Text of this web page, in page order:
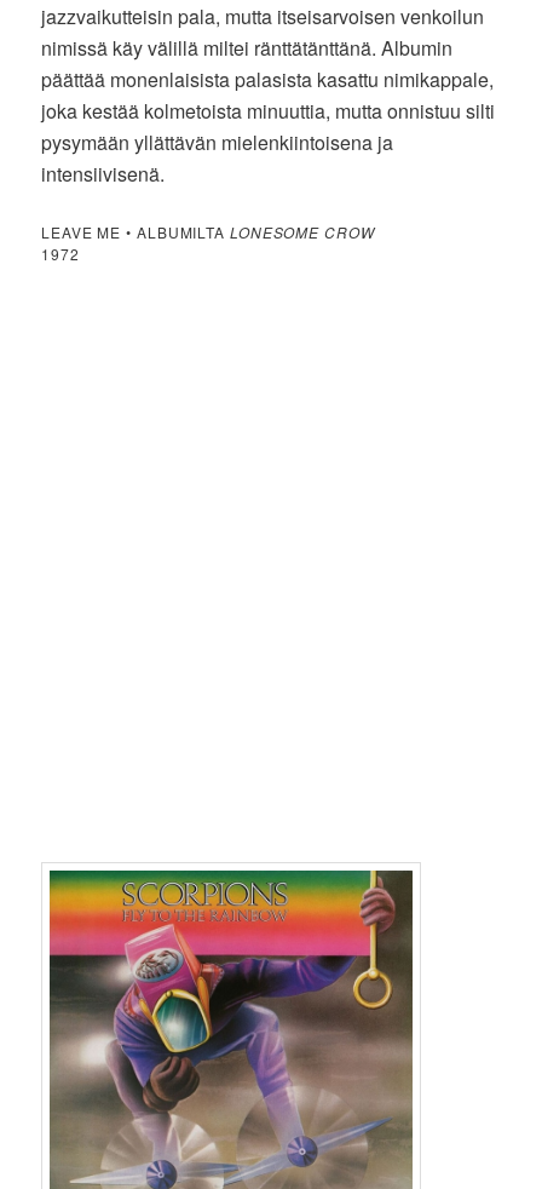
jazzvaikutteisin pala, mutta itseisarvoisen venkoilun
nimissä käy välillä miltei ränttätänttänä. Albumin
päättää monenlaisista palasista kasattu nimikappale,
joka kestää kolmetoista minuuttia, mutta onnistuu silti
pysymään yllättävän mielenkiintoisena ja
intensiivisenä.
LEAVE ME • ALBUMILTA LONESOME CROW
1972